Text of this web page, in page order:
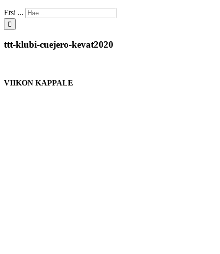
Etsi ...
ttt-klubi-cuejero-kevat2020
VIIKON KAPPALE